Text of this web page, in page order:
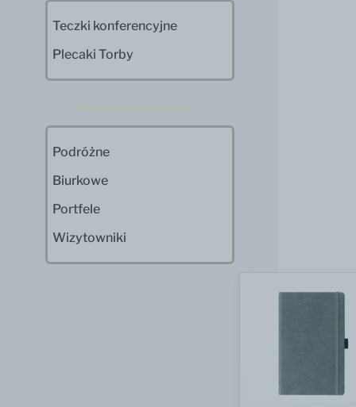
Teczki konferencyjne
Plecaki Torby
Podróżne
Biurkowe
Portfele
Wizytowniki